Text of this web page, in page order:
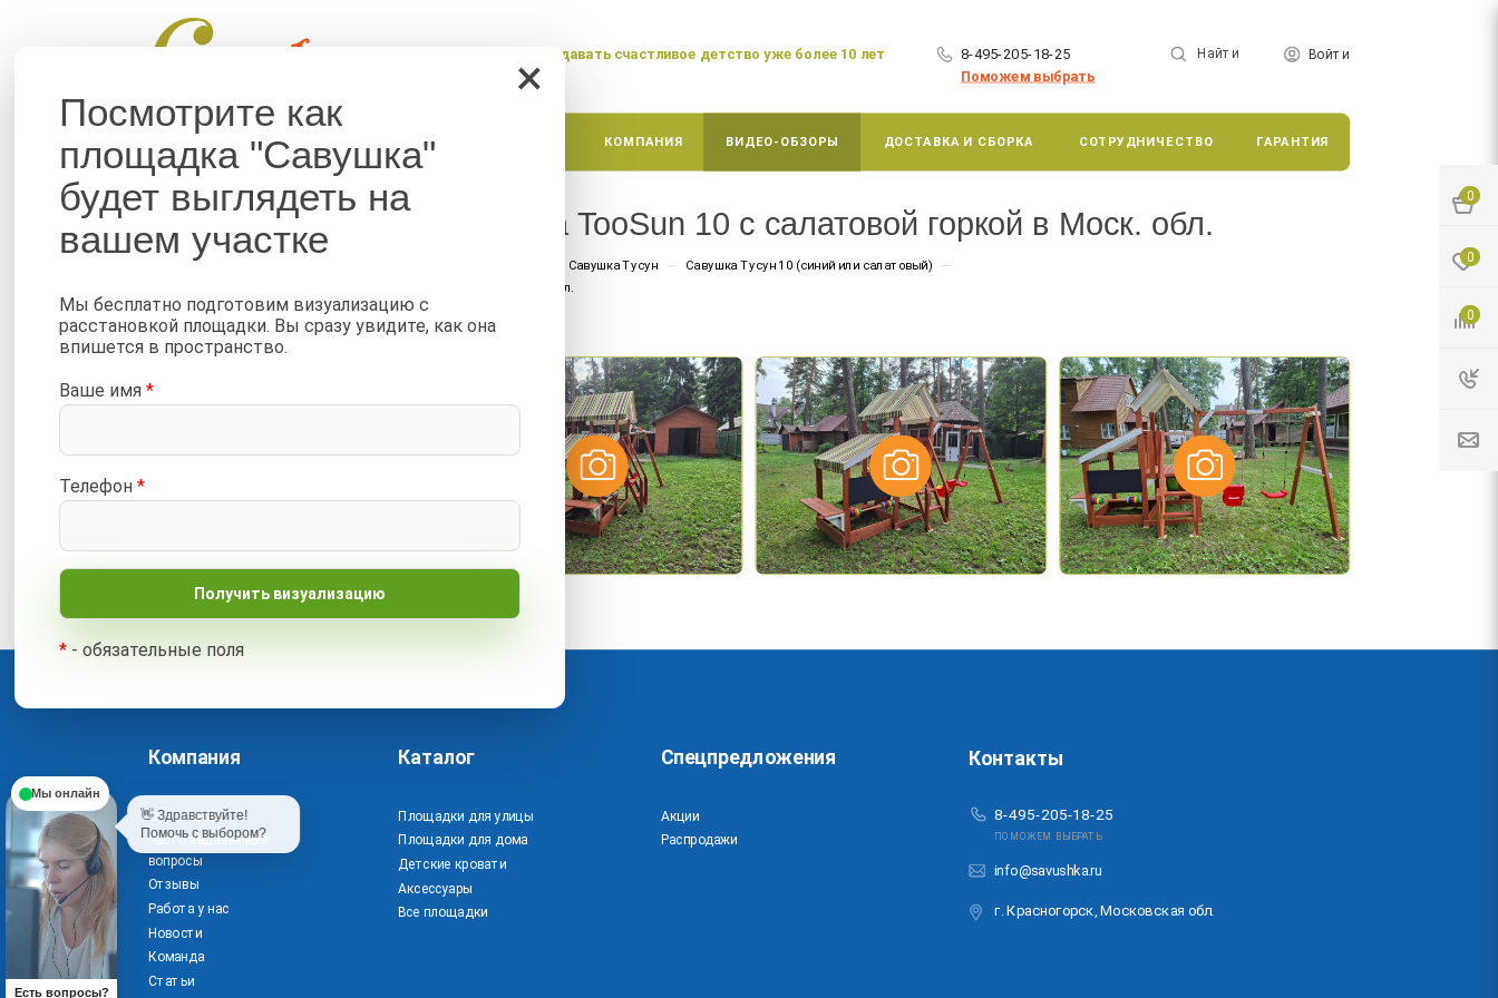
Помогаем создавать счастливое детство уже более 10 лет
8-495-205-18-25
Поможем выбрать
Войти
Найти
ДЕТСКИЕ ПЛОЩАДКИ КРОВАТИ КОМПАНИЯ ВИДЕО-ОБЗОРЫ ДОСТАВКА И СБОРКА СОТРУДНИЧЕСТВО ГАРАНТИЯ
Детская площадка Савушка TooSun 10 с салатовой горкой в Моск. обл.
Главная Детские площадки Савушка Тусун — Савушка Тусун 10 (синий или салатовый) —
Детская площадка Савушка TooSun 10 с салатовой горкой в Моск. обл.
Компания
О компании
Часто задаваемые
вопросы
Отзывы
Работа у нас
Новости
Команда
Статьи
Каталог
Площадки для улицы
Площадки для дома
Детские кровати
Аксессуары
Все площадки
Спецпредложения
Акции
Распродажи
Контакты
8-495-205-18-25
ПОМОЖЕМ ВЫБРАТЬ
info@savushka.ru
г. Красногорск, Московская обл.
0
0
0
×
Посмотрите как
площадка "Савушка"
будет выглядеть на
вашем участке
Мы бесплатно подготовим визуализацию с
расстановкой площадки. Вы сразу увидите, как она
впишется в пространство.
Ваше имя *
Телефон *
* - обязательные поля
Мы онлайн
👋 Здравствуйте!
Помочь с выбором?
Есть вопросы?